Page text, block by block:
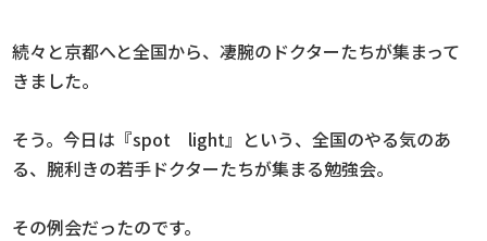
続々と京都へと全国から、凄腕のドクターたちが集まって
きました。
そう。今日は『spot light』という、全国のやる気のあ
る、腕利きの若手ドクターたちが集まる勉強会。
その例会だったのです。